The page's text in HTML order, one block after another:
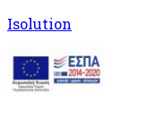
Isolution